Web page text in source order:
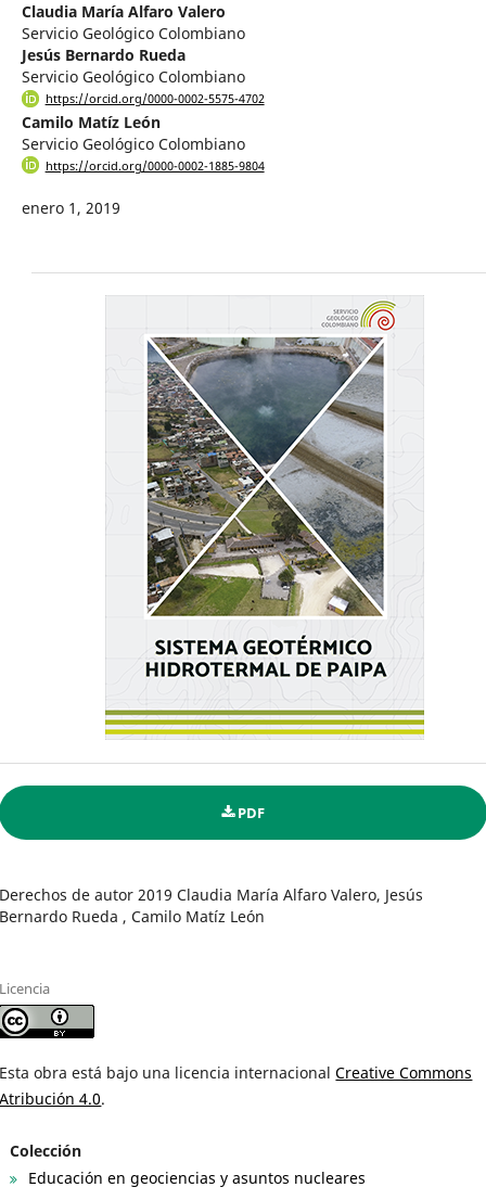
Claudia María Alfaro Valero
Servicio Geológico Colombiano
Jesús Bernardo Rueda
Servicio Geológico Colombiano
https://orcid.org/0000-0002-5575-4702
Camilo Matíz León
Servicio Geológico Colombiano
https://orcid.org/0000-0002-1885-9804
enero 1, 2019
PDF
Derechos de autor 2019 Claudia María Alfaro Valero, Jesús
Bernardo Rueda , Camilo Matíz León
Licencia
Esta obra está bajo una licencia internacionalCreative Commons
Atribución 4.0.
Colección
Educación en geociencias y asuntos nucleares